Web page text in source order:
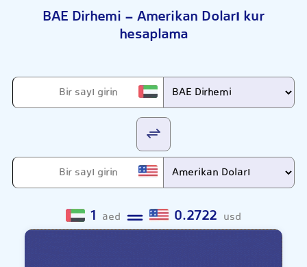
BAE Dirhemi - Amerikan Doları kur
hesaplama
1 aed 0.2722 usd